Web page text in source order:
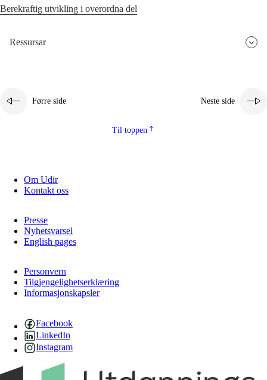
Berekraftig utvikling i overordna del
Ressursar
Førre side Neste side
Til toppen
Om Udir
Kontakt oss
Presse
Nyhetsvarsel
English pages
Personvern
Tilgjengelighetserklæring
Informasjonskapsler
Facebook
LinkedIn
Instagram